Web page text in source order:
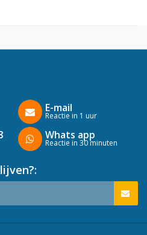
E-mail
Reactie in 1 uur
Whats app
Reactie in 30 minuten